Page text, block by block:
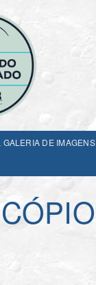
GALERIA DE IMAGENS